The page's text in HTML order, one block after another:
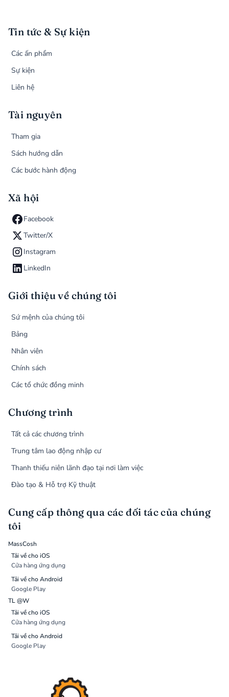
Tin tức & Sự kiện
Các ấn phẩm
Sự kiện
Liên hệ
Tài nguyên
Tham gia
Sách hướng dẫn
Các bước hành động
Xã hội
Facebook
Twitter/X
Instagram
LinkedIn
Giới thiệu về chúng tôi
Sứ mệnh của chúng tôi
Bảng
Nhân viên
Chính sách
Các tổ chức đồng minh
Chương trình
Tất cả các chương trình
Trung tâm lao động nhập cư
Thanh thiếu niên lãnh đạo tại nơi làm việc
Đào tạo & Hỗ trợ Kỹ thuật
Cung cấp thông qua các đối tác của chúng
tôi
MassCosh
Tải về cho iOS
Cửa hàng ứng dụng
Tải về cho Android
Google Play
TL @W
Tải về cho iOS
Cửa hàng ứng dụng
Tải về cho Android
Google Play